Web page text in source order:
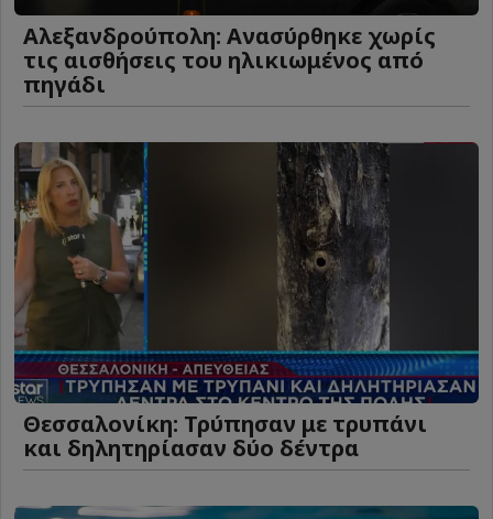
Αλεξανδρούπολη: Ανασύρθηκε χωρίς
τις αισθήσεις του ηλικιωμένος από
πηγάδι
Θεσσαλονίκη: Τρύπησαν με τρυπάνι
και δηλητηρίασαν δύο δέντρα